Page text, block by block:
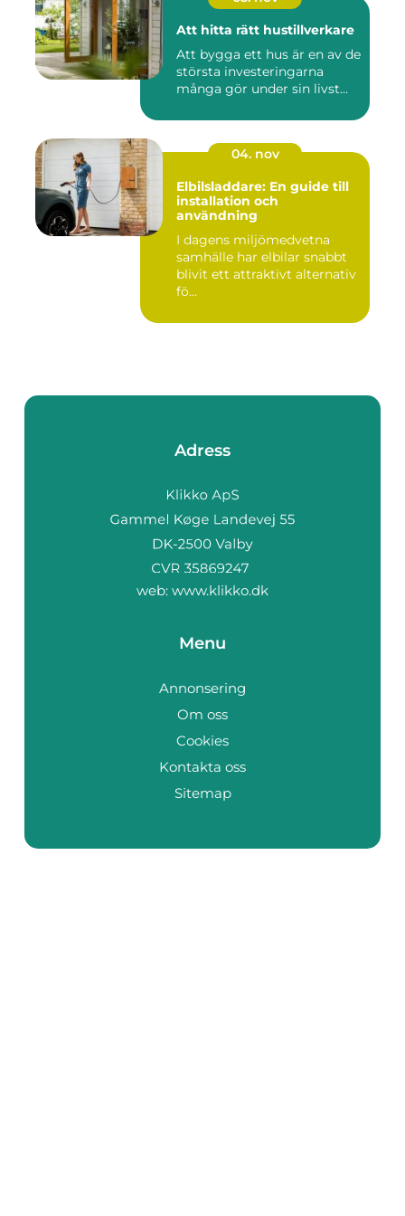
Att hitta rätt hustillverkare
Att bygga ett hus är en av de
största investeringarna
många gör under sin livst...
04. nov
Elbilsladdare: En guide till
installation och
användning
I dagens miljömedvetna
samhälle har elbilar snabbt
blivit ett attraktivt alternativ
fö...
Adress
web: www.klikko.dk
Menu
Annonsering
Om oss
Cookies
Kontakta oss
Sitemap